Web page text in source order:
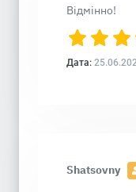
Відмінно!
Дата:
Shatsovny